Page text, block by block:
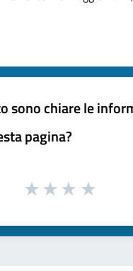
sono chiare le
pagina?